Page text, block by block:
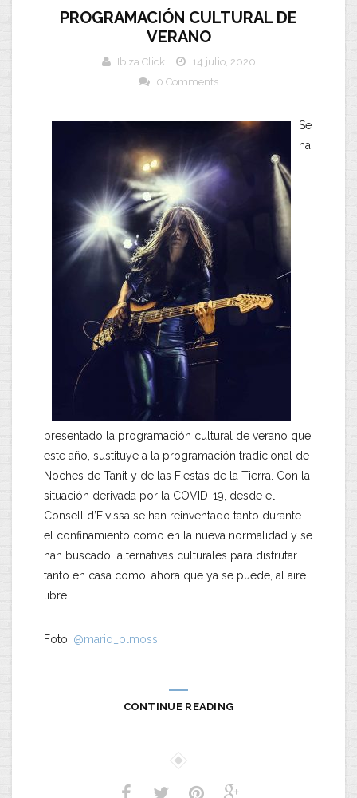
PROGRAMACIÓN CULTURAL DE
VERANO
Ibiza Click
14 julio, 2020
0 Comments
Se
ha
presentado la programación cultural de verano que,
este año, sustituye a la programación tradicional de
Noches de Tanit y de las Fiestas de la Tierra. Con la
situación derivada por la COVID-19, desde el
Consell d’Eivissa se han reinventado tanto durante
el confinamiento como en la nueva normalidad y se
han buscado alternativas culturales para disfrutar
tanto en casa como, ahora que ya se puede, al aire
libre.
Foto: @mario_olmoss
CONTINUE READING